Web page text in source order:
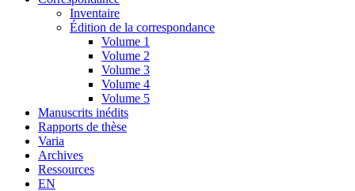
Inventaire
Édition de la correspondance
Volume 1
Volume 2
Volume 3
Volume 4
Volume 5
Manuscrits inédits
Rapports de thèse
Varia
Archives
Ressources
EN